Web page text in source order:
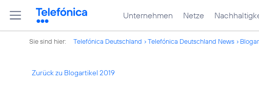
Unternehmen Netze
Sie sind hier: Telefónica Deutschland Telefónica Deutschland News
Zurück zu Blogartikel 2019